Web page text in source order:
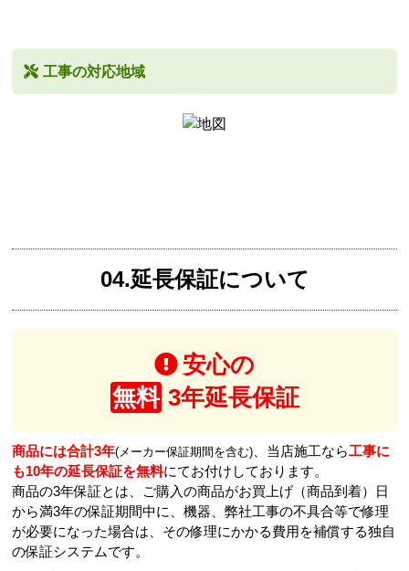
工事の対応地域
04.延長保証について
安心の
無料 3年延長保証
商品には合計3年(メーカー保証期間を含む) 、当店施工なら工事に
も10年の延長保証を無料にてお付けしております。
商品の3年保証とは、ご購入の商品がお買上げ（商品到着）日
から満3年の保証期間中に、機器、弊社工事の不具合等で修理
が必要になった場合は、その修理にかかる費用を補償する独自
の保証システムです。